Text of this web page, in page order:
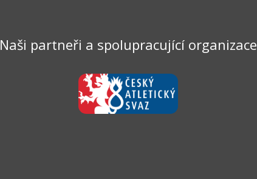
Naši partneři a spolupracující organizace